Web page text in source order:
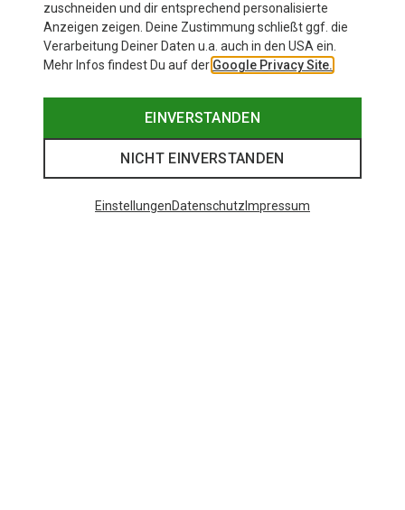
zuschneiden und dir entsprechend personalisierte
Anzeigen zeigen. Deine Zustimmung schließt ggf. die
Verarbeitung Deiner Daten u.a. auch in den USA ein.
Mehr Infos findest Du auf der Google Privacy Site.
EINVERSTANDEN
NICHT EINVERSTANDEN
EinstellungenDatenschutz Impressum